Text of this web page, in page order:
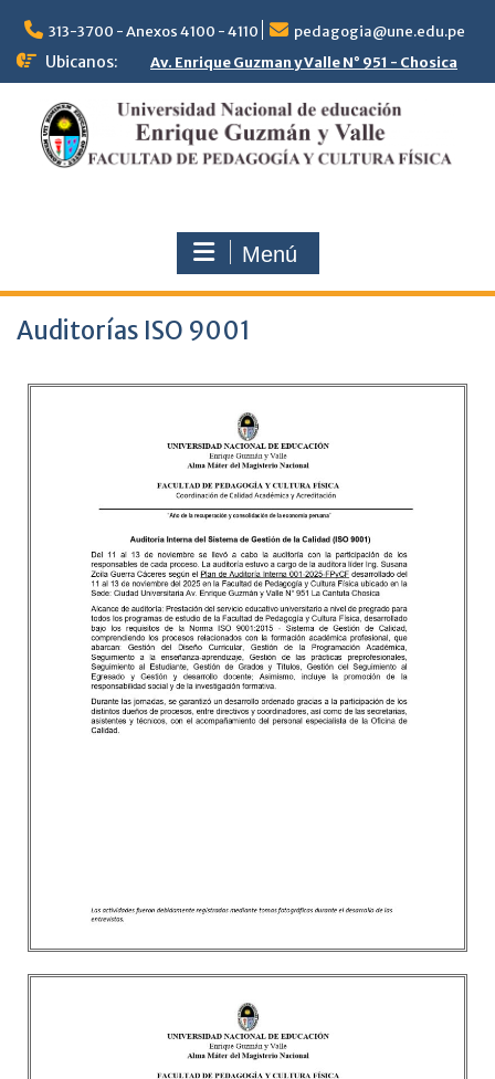
313-3700 - Anexos 4100 - 4110 pedagogia@une.edu.pe
Ubicanos: Av. Enrique Guzman y Valle N° 951 - Chosica
Menú
Auditorías ISO 9001